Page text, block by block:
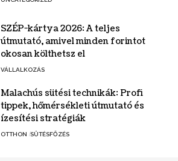
SZÉP-kártya 2026: A teljes
útmutató, amivel minden forintot
okosan költhetsz el
VÁLLALKOZÁS
Malachús sütési technikák: Profi
tippek, hőmérsékleti útmutató és
ízesítési stratégiák
OTTHON SÜTÉSFŐZÉS